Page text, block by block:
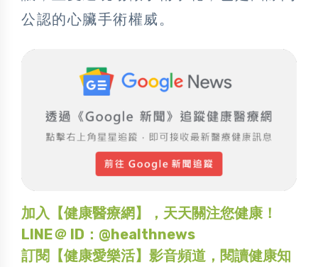
公認的心臟手術權威。
加入【健康醫療網】，天天關注您健康！
LINE＠ ID：@healthnews
訂閱【健康愛樂活】影音頻道，閱讀健康知